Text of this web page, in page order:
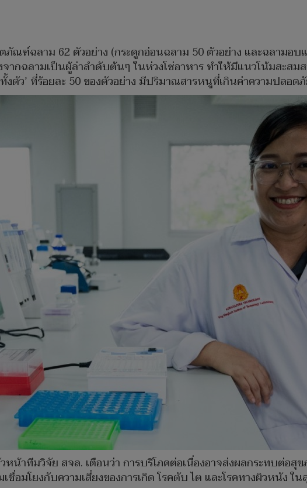
ภัณฑ์ฉลาม 62 ตัวอย่าง (กระดูกอ่อนฉลาม 50 ตัวอย่าง และฉลามอ
ากฉลามเป็นผู้ล่าลำดับต้นๆ ในห่วงโซ่อาหาร ทำให้มีแนวโน้มสะ
งตัว’ ที่ร้อยละ 50 ของตัวอย่าง มีปริมาณสารหนูที่เกินค่าความปลอ
น้าทีมวิจัย สจล. เตือนว่า การบริโภคต่อเนื่องอาจส่งผลกระทบต่อสุ
ชื่อมโยงกับความเสี่ยงของการเกิด โรคตับ ไต และโรคทางผิวหนัง ใ